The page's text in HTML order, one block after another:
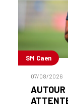
SM Caen
07/08/2026
AUTOUR